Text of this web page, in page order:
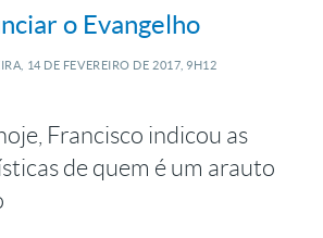
o Evangelho
14 DE FEVEREIRO DE 2017, 9H12
Francisco indicou as
de quem é um arauto